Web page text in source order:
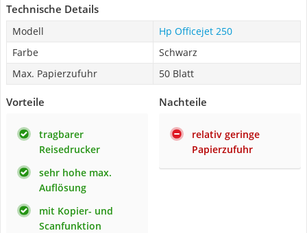
Technische Details
Modell
Hp Officejet 250
Farbe
Schwarz
Max. Papierzufuhr
50 Blatt
Vorteile
tragbarer
Reisedrucker
sehr hohe max.
Auflösung
mit Kopier- und
Scanfunktion
Nachteile
relativ geringe
Papierzufuhr